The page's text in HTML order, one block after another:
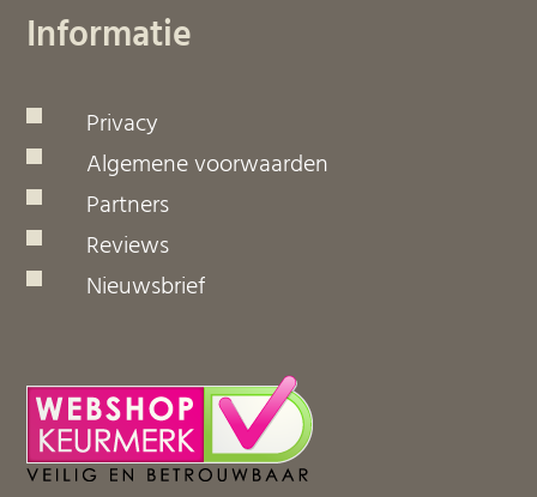
Informatie
Privacy
Algemene voorwaarden
Partners
Reviews
Nieuwsbrief